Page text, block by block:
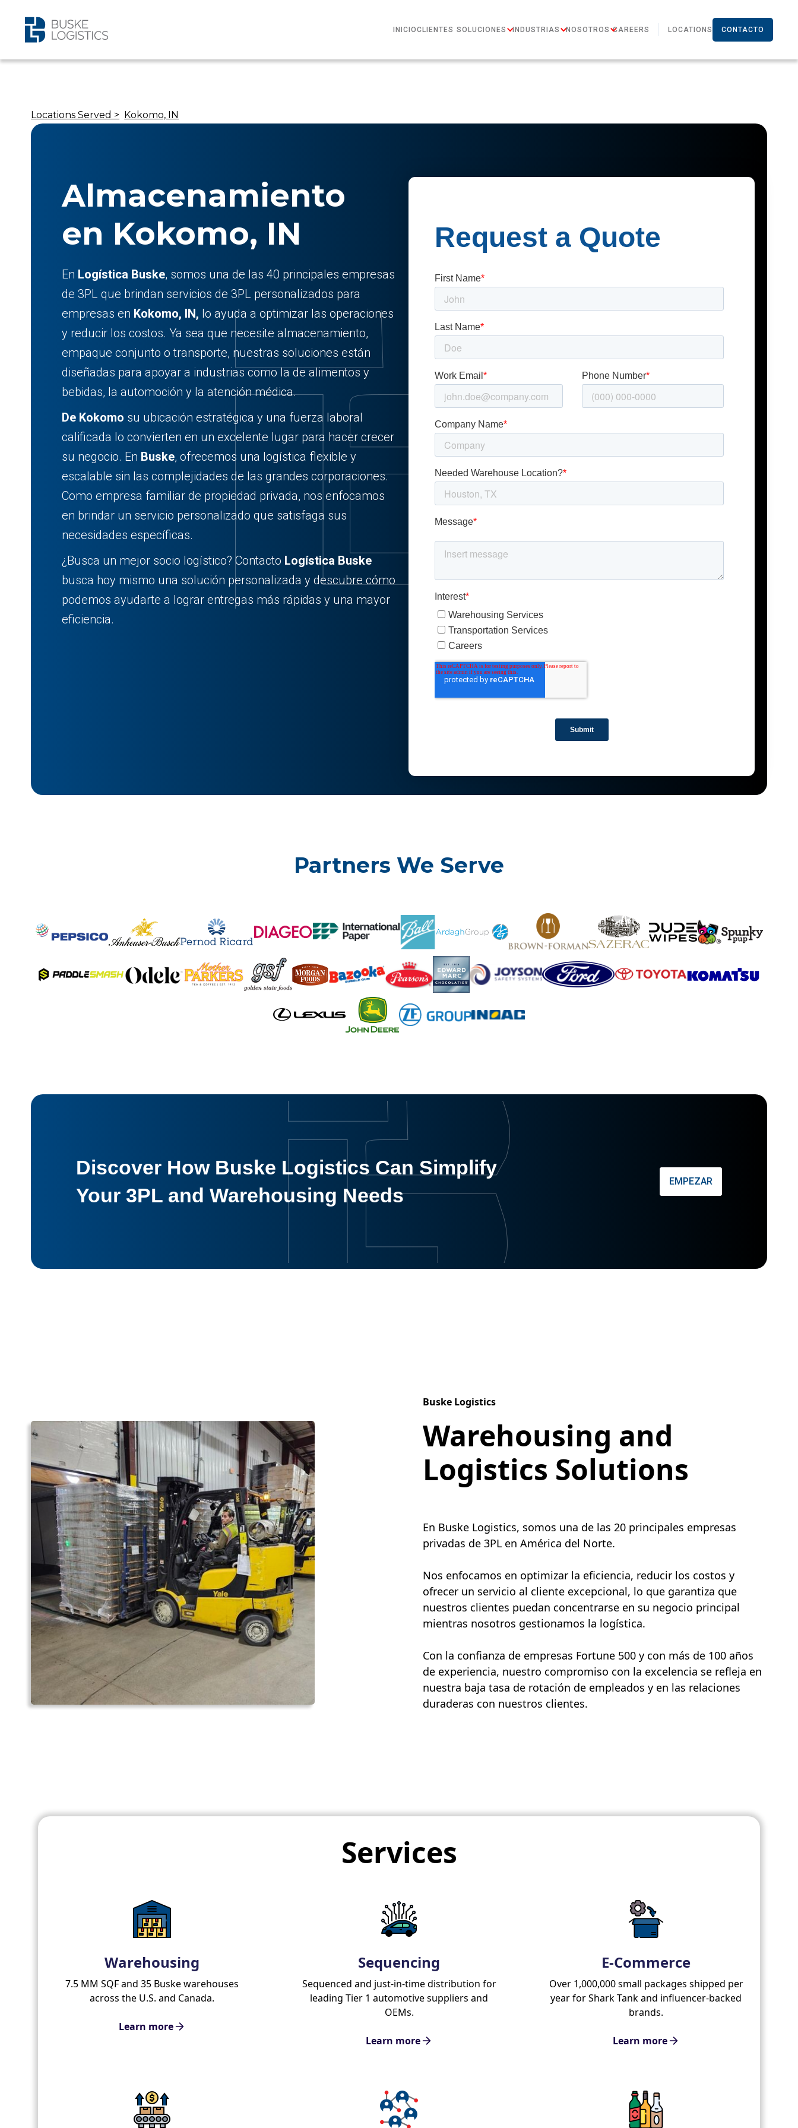
INICIOCLIENTES SOLUCIONES INDUSTRIAS NOSOTROS CAREERS LOCATIONS CONTACTO
Locations Served > Kokomo, IN
Almacenamiento
en Kokomo, IN
En Logística Buske, somos una de las 40 principales empresas
de 3PL que brindan servicios de 3PL personalizados para
empresas en Kokomo, IN, lo ayuda a optimizar las operaciones
y reducir los costos. Ya sea que necesite almacenamiento,
empaque conjunto o transporte, nuestras soluciones están
diseñadas para apoyar a industrias como la de alimentos y
bebidas, la automoción y la atención médica.
De Kokomo su ubicación estratégica y una fuerza laboral
calificada lo convierten en un excelente lugar para hacer crecer
su negocio. En Buske, ofrecemos una logística flexible y
escalable sin las complejidades de las grandes corporaciones.
Como empresa familiar de propiedad privada, nos enfocamos
en brindar un servicio personalizado que satisfaga sus
necesidades específicas.
¿Busca un mejor socio logístico? Contacto Logística Buske
busca hoy mismo una solución personalizada y descubre cómo
podemos ayudarte a lograr entregas más rápidas y una mayor
eficiencia.
Partners We Serve
Discover How Buske Logistics Can Simplify
Your 3PL and Warehousing Needs
EMPEZAR
Buske Logistics
Warehousing and
Logistics Solutions
En Buske Logistics, somos una de las 20 principales empresas
privadas de 3PL en América del Norte.
Nos enfocamos en optimizar la eficiencia, reducir los costos y
ofrecer un servicio al cliente excepcional, lo que garantiza que
nuestros clientes puedan concentrarse en su negocio principal
mientras nosotros gestionamos la logística.
Con la confianza de empresas Fortune 500 y con más de 100 años
de experiencia, nuestro compromiso con la excelencia se refleja en
nuestra baja tasa de rotación de empleados y en las relaciones
duraderas con nuestros clientes.
Services
Warehousing
7.5 MM SQF and 35 Buske warehouses
across the U.S. and Canada.
Learn more
Sequencing
Sequenced and just-in-time distribution for
leading Tier 1 automotive suppliers and
OEMs.
Learn more
E-Commerce
Over 1,000,000 small packages shipped per
year for Shark Tank and influencer-backed
brands.
Learn more